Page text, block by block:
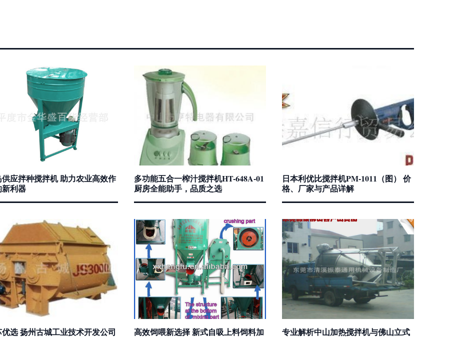
应拌种搅拌机 助力农业高效作
利器
多功能五合一榨汁搅拌机HT-648A-01
厨房全能助手，品质之选
日本利优比搅拌机PM-1011（图） 价
格、厂家与产品详解
选 扬州古城工业技术开发公司
高效饲喂新选择 新式自吸上料饲料加
专业解析中山加热搅拌机与佛山立式